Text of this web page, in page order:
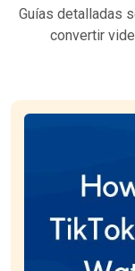
Guías detalladas
convertir